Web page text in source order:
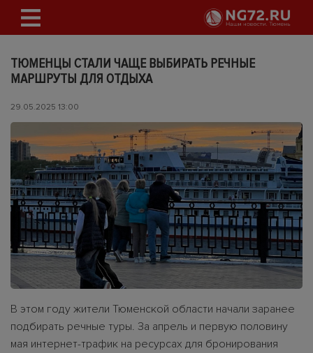
ТЮМЕНЦЫ СТАЛИ ЧАЩЕ ВЫБИРАТЬ РЕЧНЫЕ
МАРШРУТЫ ДЛЯ ОТДЫХА
29.05.2025 13:00
В этом году жители Тюменской области начали заранее
подбирать речные туры. За апрель и первую половину
мая интернет-трафик на ресурсах для бронирования